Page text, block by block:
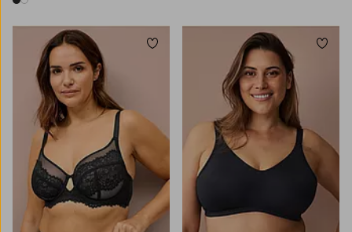
2 farver
Tilføj til favoritter